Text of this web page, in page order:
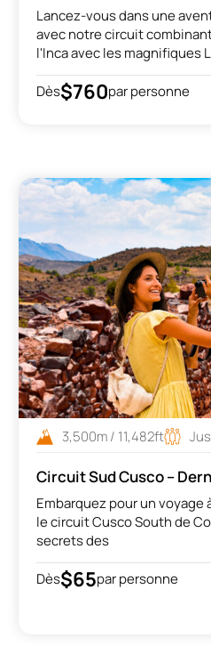
Lancez-vous dans une
avec notre circuit
l'Inca avec les magnifiques
Dès$760par personne
3,500m / 11,482ft
Circuit Sud Cusco –
Embarquez pour un voyage
le circuit Cusco South de
secrets des
Dès$65par personne